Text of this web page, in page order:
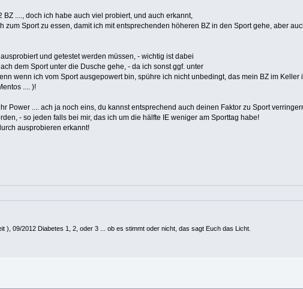
...., doch ich habe auch viel probiert, und auch erkannt,
zum Sport zu essen, damit ich mit entsprechenden höheren BZ in den Sport gehe, aber
und getestet werden müssen, - wichtig ist dabei
dem Sport unter die Dusche gehe, - da ich sonst ggf. unter
wenn ich vom Sport ausgepowert bin, spühre ich nicht unbedingt, das mein BZ im
.... )!
Power .... ach ja noch eins, du kannst entsprechend auch deinen Faktor zu Sport
- so jeden falls bei mir, das ich um die hälfte IE weniger am Sporttag habe!
ausprobieren erkannt!
), 09/2012 Diabetes 1, 2, oder 3 ... ob es stimmt oder nicht, das sagt Euch das Licht.